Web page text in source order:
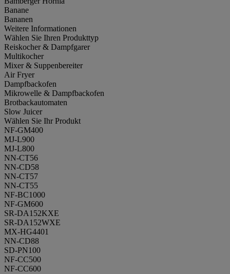
Banane
Bananen
Weitere Informationen
Wählen Sie Ihren Produkttyp
Reiskocher & Dampfgarer
Multikocher
Mixer & Suppenbereiter
Air Fryer
Dampfbackofen
Mikrowelle & Dampfbackofen
Brotbackautomaten
Slow Juicer
Wählen Sie Ihr Produkt
NF-GM400
MJ-L900
MJ-L800
NN-CT56
NN-CD58
NN-CT57
NN-CT55
NF-BC1000
NF-GM600
SR-DA152KXE
SR-DA152WXE
MX-HG4401
NN-CD88
SD-PN100
NF-CC500
NF-CC600